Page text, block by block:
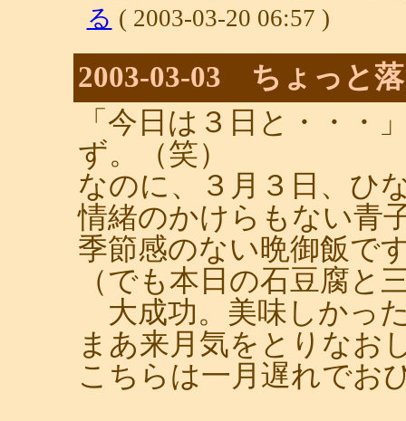
る ( 2003-03-20 06:57 )
2003-03-03 ちょっと
「今日は３日と・・・
ず。（笑）
なのに、３月３日、ひ
情緒のかけらもない青
季節感のない晩御飯で
（でも本日の石豆腐と
大成功。美味しかっ
まあ来月気をとりなお
こちらは一月遅れでお